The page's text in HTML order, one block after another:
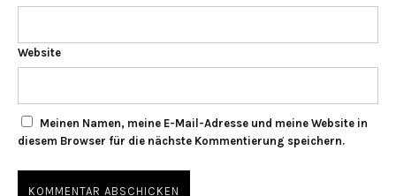
Website
Meinen Namen, meine E-Mail-Adresse und meine Website in
diesem Browser für die nächste Kommentierung speichern.